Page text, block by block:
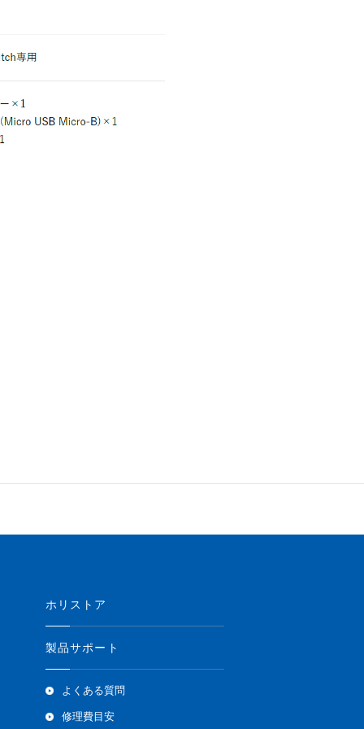
ホリストア
製品サポート
よくある質問
修理費目安